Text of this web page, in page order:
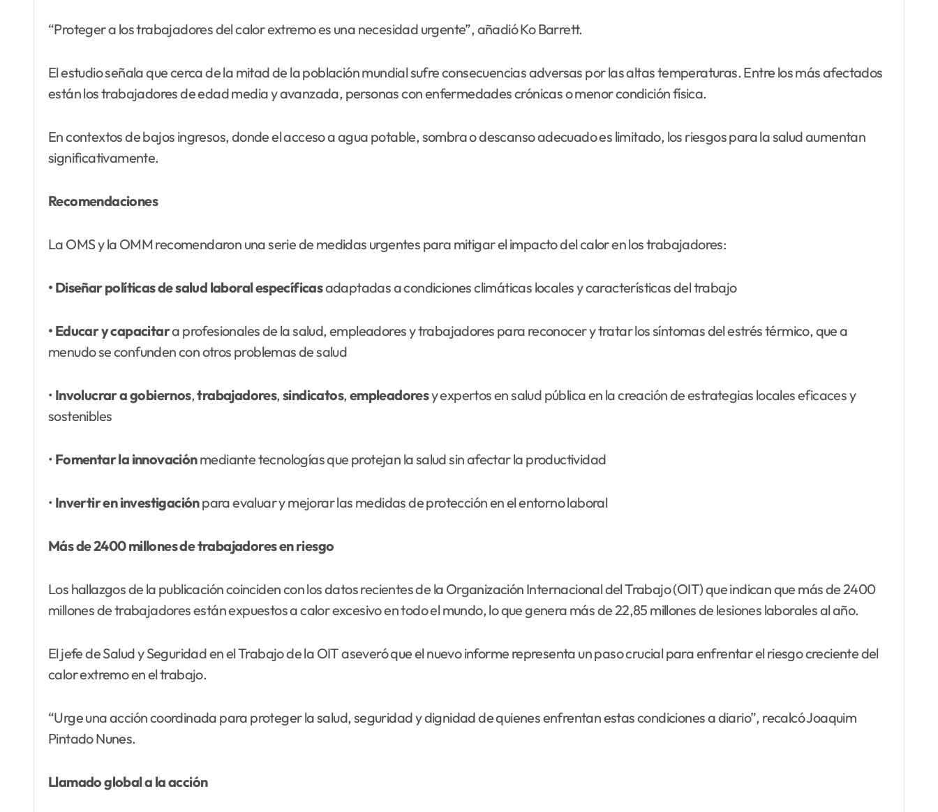
“Proteger a los trabajadores del calor extremo es una necesidad urgente”, añadió Ko Barrett.
El estudio señala que cerca de la mitad de la población mundial sufre consecuencias adversas por las altas temperaturas. Entre los más afectados
están los trabajadores de edad media y avanzada, personas con enfermedades crónicas o menor condición física.
En contextos de bajos ingresos, donde el acceso a agua potable, sombra o descanso adecuado es limitado, los riesgos para la salud aumentan
significativamente.
Recomendaciones
La OMS y la OMM recomendaron una serie de medidas urgentes para mitigar el impacto del calor en los trabajadores:
• Diseñar políticas de salud laboralespecíficasadaptadas a condiciones climáticas locales y características del trabajo
• Educar y capacitara profesionales de la salud, empleadores y trabajadores para reconocer y tratar los síntomas del estrés térmico, que a
menudo se confunden con otros problemas de salud
• Involucrar a gobiernos,trabajadores,sindicatos, empleadoresy expertos en salud pública en la creación de estrategias locales eficaces y
sostenibles
• Fomentar la innovaciónmediante tecnologías que protejan la salud sin afectar la productividad
• Invertir en investigaciónpara evaluar y mejorar las medidas de protección en el entorno laboral
Más de 2400 millones de trabajadores en riesgo
Los hallazgos de la publicación coinciden con los datos recientes de la Organización Internacional del Trabajo (OIT) que indican que más de 2400
millones de trabajadores están expuestos a calor excesivo en todo el mundo, lo que genera más de 22,85 millones de lesiones laborales al año.
El jefe de Salud y Seguridad en el Trabajo de la OIT aseveró que el nuevo informe representa un paso crucial para enfrentar el riesgo creciente del
calor extremo en el trabajo.
“Urge una acción coordinada para proteger la salud, seguridad y dignidad de quienes enfrentan estas condiciones a diario”, recalcó Joaquim
Pintado Nunes.
Llamado global a la acción